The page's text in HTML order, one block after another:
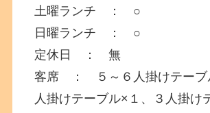
土曜ランチ ： ○
日曜ランチ ： ○
定休日 ： 無
客席 ： ５～６人掛けテーブ
人掛けテーブル×１、３人掛け